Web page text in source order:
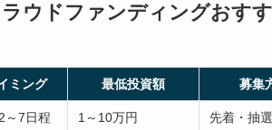
ラウドファンディングおす
ミング 最低投資額 募集
～7日程
1～10万円 先着・抽選